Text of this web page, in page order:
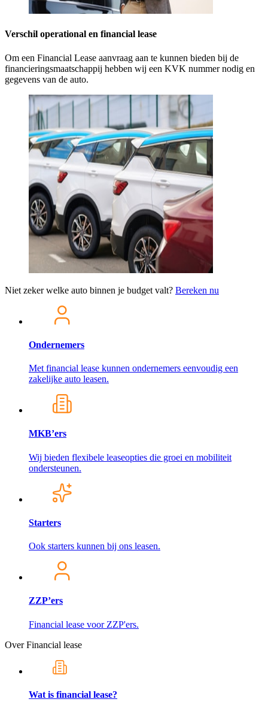
Verschil operational en financial lease
Om een Financial Lease aanvraag aan te kunnen bieden bij de
financieringsmaatschappij hebben wij een KVK nummer nodig en
gegevens van de auto.
Niet zeker welke auto binnen je budget valt? Bereken nu
Ondernemers
Met financial lease kunnen ondernemers eenvoudig een
zakelijke auto leasen.
MKB’ers
Wij bieden flexibele leaseopties die groei en mobiliteit
ondersteunen.
Starters
Ook starters kunnen bij ons leasen.
ZZP’ers
Financial lease voor ZZP'ers.
Over Financial lease
Wat is financial lease?